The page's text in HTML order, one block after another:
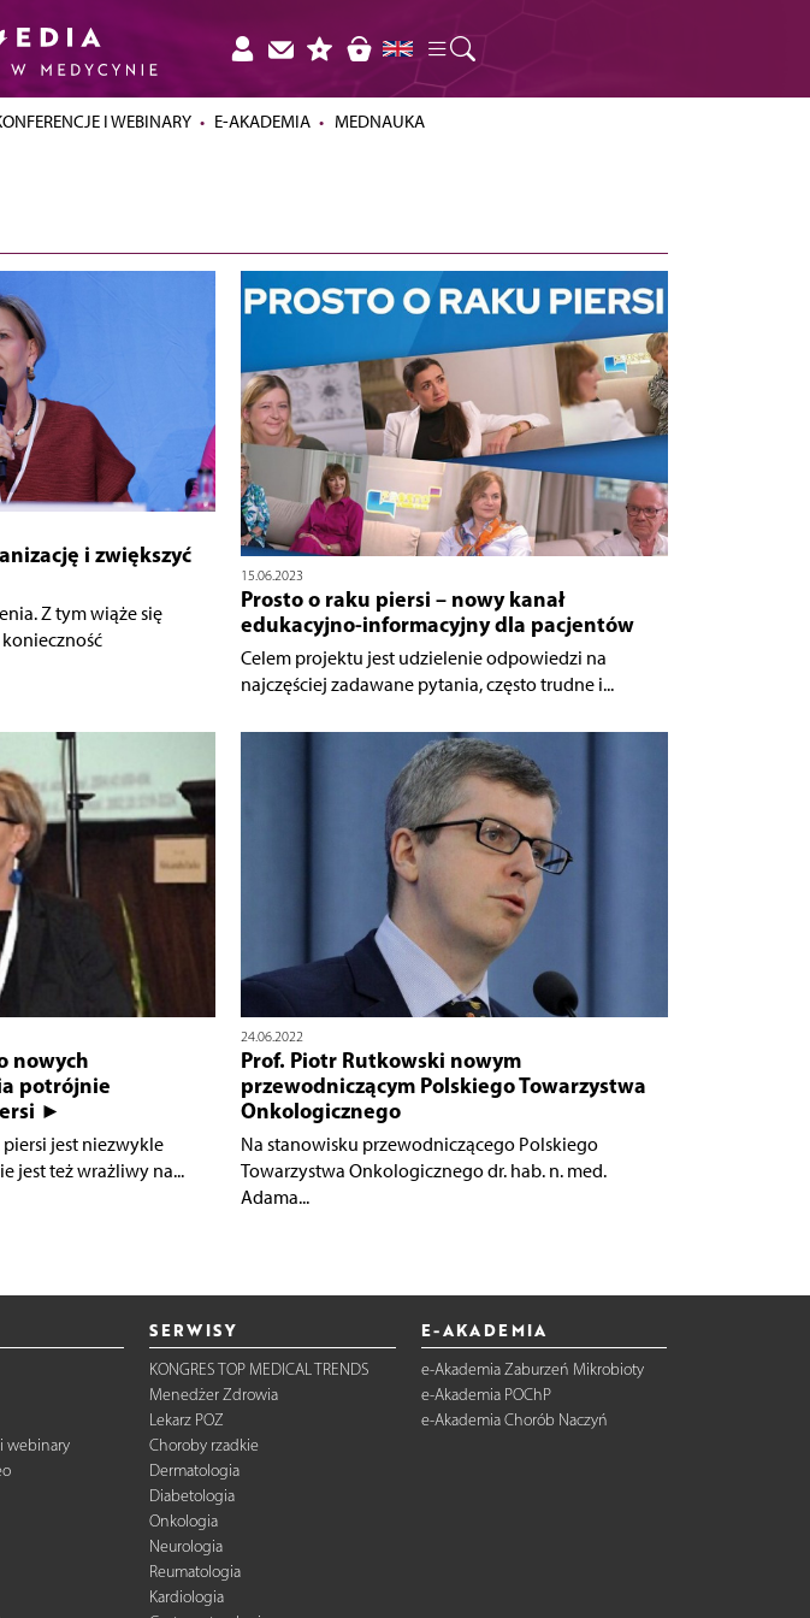
I WEBINARY E-AKADEMIA MEDNAUKA
i zwiększyć
Z tym wiąże się
15.06.2023
Prosto o raku piersi – nowy kanał
edukacyjno-informacyjny dla pacjentów
Celem projektu jest udzielenie odpowiedzi na
najczęściej zadawane pytania, często trudne i...
nowych
potrójnie
►
jest niezwykle
jest też wrażliwy na...
24.06.2022
Prof. Piotr Rutkowski nowym
przewodniczącym Polskiego Towarzystwa
Onkologicznego
Na stanowisku przewodniczącego Polskiego
Towarzystwa Onkologicznego dr. hab. n. med.
Adama...
webinary
SERWISY
KONGRES TOP MEDICAL TRENDS
Menedżer Zdrowia
Lekarz POZ
Choroby rzadkie
Dermatologia
Diabetologia
Onkologia
Neurologia
Reumatologia
Kardiologia
E-AKADEMIA
e-Akademia Zaburzeń Mikrobioty
e-Akademia POChP
e-Akademia Chorób Naczyń